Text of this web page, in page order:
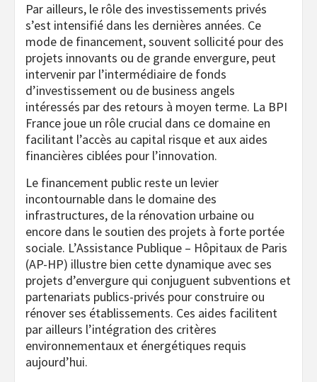
Par ailleurs, le rôle des investissements privés
s’est intensifié dans les dernières années. Ce
mode de financement, souvent sollicité pour des
projets innovants ou de grande envergure, peut
intervenir par l’intermédiaire de fonds
d’investissement ou de business angels
intéressés par des retours à moyen terme. La BPI
France joue un rôle crucial dans ce domaine en
facilitant l’accès au capital risque et aux aides
financières ciblées pour l’innovation.
Le financement public reste un levier
incontournable dans le domaine des
infrastructures, de la rénovation urbaine ou
encore dans le soutien des projets à forte portée
sociale. L’Assistance Publique – Hôpitaux de Paris
(AP-HP) illustre bien cette dynamique avec ses
projets d’envergure qui conjuguent subventions et
partenariats publics-privés pour construire ou
rénover ses établissements. Ces aides facilitent
par ailleurs l’intégration des critères
environnementaux et énergétiques requis
aujourd’hui.